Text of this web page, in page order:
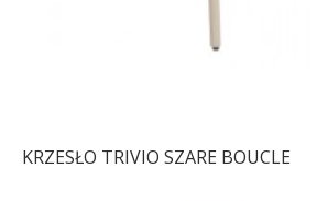
KRZESŁO TRIVIO SZARE BOUCLE